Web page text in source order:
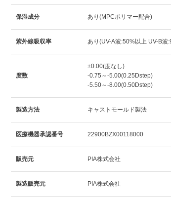
保湿成分 あり(MPCポリマー配合)
紫外線吸収率 あり(UV-A波:50%以上 UV-B波
度数
±0.00(度なし)
-0.75～-5.00(0.25Dstep)
-5.50～-8.00(0.50Dstep)
製造方法 キャストモールド製法
医療機器承認番号 22900BZX00118000
販売元 PIA株式会社
製造販売元 PIA株式会社